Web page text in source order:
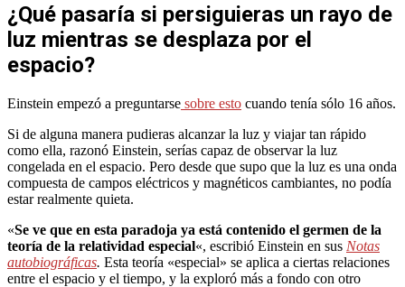
¿Qué pasaría si persiguieras un rayo de
luz mientras se desplaza por el
espacio?
Einstein empezó a preguntarse sobre esto cuando tenía sólo 16 años.
Si de alguna manera pudieras alcanzar la luz y viajar tan rápido
como ella, razonó Einstein, serías capaz de observar la luz
congelada en el espacio. Pero desde que supo que la luz es una onda
compuesta de campos eléctricos y magnéticos cambiantes, no podía
estar realmente quieta.
«Se ve que en esta paradoja ya está contenido el germen de la
teoría de la relatividad especial«, escribió Einstein en sus Notas
autobiográficas. Esta teoría «especial» se aplica a ciertas relaciones
entre el espacio y el tiempo, y la exploró más a fondo con otro